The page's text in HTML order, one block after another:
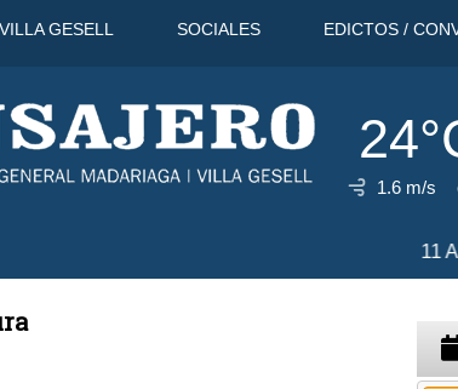
VILLA GESELL SOCIALES EDICTOS /
1.6 m/s